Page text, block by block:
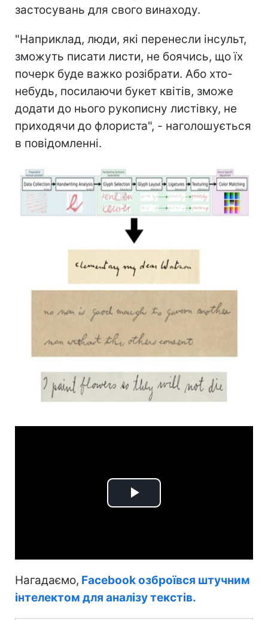
застосувань для свого винаходу.
"Наприклад, люди, які перенесли інсульт,
зможуть писати листи, не боячись, що їх
почерк буде важко розібрати. Або хто-
небудь, посилаючи букет квітів, зможе
додати до нього рукописну листівку, не
приходячи до флориста", - наголошується
в повідомленні.
Play
Нагадаємо, Facebook озброївся штучним
інтелектом для аналізу текстів.